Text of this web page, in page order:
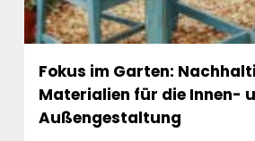
Fokus im Garten:
Materialien für die Innen-
Außengestaltung